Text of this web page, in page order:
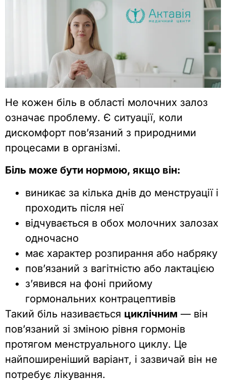
Не кожен біль в області молочних залоз
означає проблему. Є ситуації, коли
дискомфорт пов’язаний з природними
процесами в організмі.
Біль може бути нормою, якщо він:
виникає за кілька днів до менструації і
проходить після неї
відчувається в обох молочних залозах
одночасно
має характер розпирання або набряку
пов’язаний з вагітністю або лактацією
з’явився на фоні прийому
гормональних контрацептивів
Такий біль називається циклічним — він
пов’язаний зі зміною рівня гормонів
протягом менструального циклу. Це
найпоширеніший варіант, і зазвичай він не
потребує лікування.